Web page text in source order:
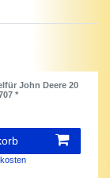
John Deere 20
*